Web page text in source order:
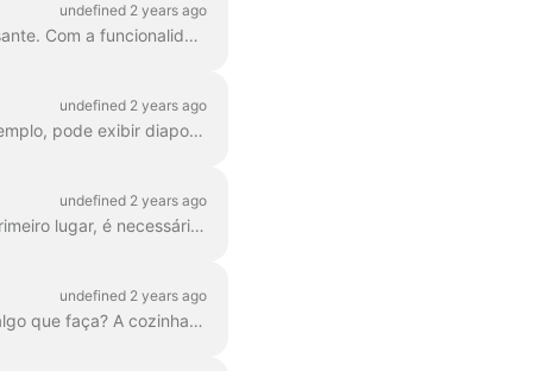
undefined 2 years ago
Sabemos que organizar uma transmissão ao vivo ou apresentar um projeto pode ser stressante. Com a funcionalidade de teleponto do Wave.video, diga adeus aos tropeções nas palavras, à perda de...
undefined 2 years ago
Você e os seus convidados podem partilhar ecrãs durante a transmissão em direto. Por exemplo, pode exibir diapositivos da apresentação ou mostrar o seu produto em tempo real....
undefined 2 years ago
Com o Wave.video, pode partilhar o ecrã do seu iPhone e transmiti-lo ao seu público. Em primeiro lugar, é necessário transmitir o ecrã do telefone para o Mac. Pode ...
undefined 2 years ago
De facto, porquê? Pode ter outro orador consigo, ou talvez queira focar outra câmara em algo que faça? A cozinhar? Ou talvez a desempacotar um...